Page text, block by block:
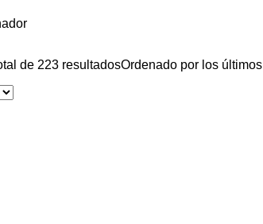
de 223 resultadosOrdenado por los últimos